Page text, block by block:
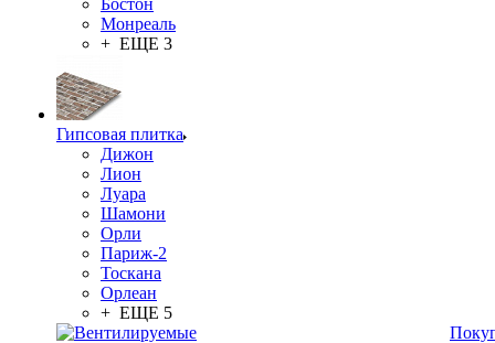
Бостон
Монреаль
+ ЕЩЕ 3
Гипсовая плитка
Дижон
Лион
Луара
Шамони
Орли
Париж-2
Тоскана
Орлеан
+ ЕЩЕ 5